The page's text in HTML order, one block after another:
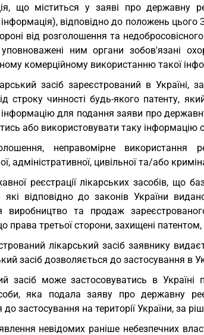
що міститься у заяві про державну
інформація), відповідно до положень
від розголошення та
ним органи зобов'язані
комерційному використанню такої
засіб зареєстрований в Україні,
строку чинності будь-якого патенту,
інформацію для подання заяви про
або використовувати таку
неправомірне використання
адміністративної, цивільної та/або
реєстрації лікарських засобів, що
які відповідно до законів України
виробництво та продаж
права третьої сторони, захищені
лікарський засіб заявнику
засіб дозволяється до застосування в
засіб може застосовуватись в
яка подала заяву про державну
до застосування на території України, за
невідомих раніше небезпечних